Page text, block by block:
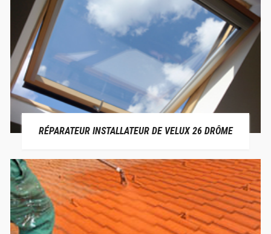
RÉPARATEUR INSTALLATEUR DE VELUX 26 DRÔME